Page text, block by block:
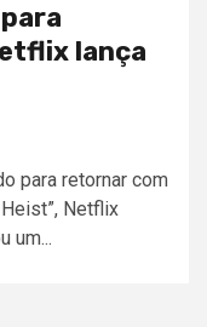
lança
para retornar com
Netflix
um...